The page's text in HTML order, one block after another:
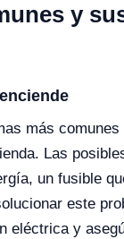
y
más comunes
Las
un fusible
este
eléctrica y